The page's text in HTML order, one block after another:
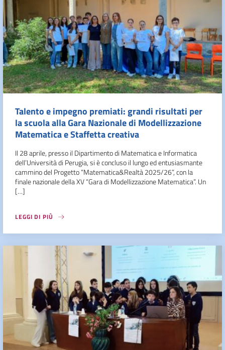
Talento e impegno premiati: grandi risultati per
la scuola alla Gara Nazionale di Modellizzazione
Matematica e Staffetta creativa
Il 28 aprile, presso il Dipartimento di Matematica e Informatica
dell’Università di Perugia, si è concluso il lungo ed entusiasmante
cammino del Progetto “Matematica&Realtà 2025/26”, con la
finale nazionale della XV “Gara di Modellizzazione Matematica”. Un
[…]
LEGGI DI PIÙ